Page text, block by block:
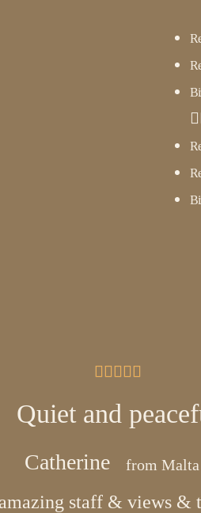

Quiet and
Catherine from Malta
staff & views &